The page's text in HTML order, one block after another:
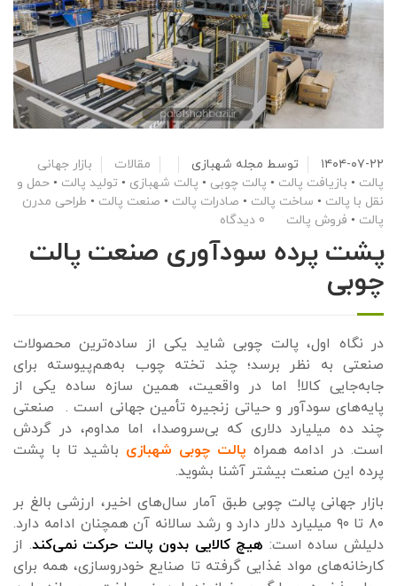
۱۴۰۴-۰۷-۲۲ توسط مجله شهبازی مقالات
بازار جهانی
پالت • بازیافت پالت • پالت چوبی • پالت شهبازی • تولید پالت • حمل و
نقل با پالت • ساخت پالت • صادرات پالت • صنعت پالت • طراحی مدرن
پالت • فروش پالت 0 دیدگاه
پشت پرده سودآوری صنعت پالت
چوبی
در نگاه اول، پالت چوبی شاید یکی از ساده‌ترین محصولات
صنعتی به نظر برسد؛ چند تخته چوب به‌هم‌پیوسته برای
جابه‌جایی کالا! اما در واقعیت، همین سازه ساده یکی از
پایه‌های سودآور و حیاتی زنجیره تأمین جهانی است . صنعتی
چند ده میلیارد دلاری که بی‌سروصدا، اما مداوم، در گردش
است. در ادامه همراه پالت چوبی شهبازی باشید تا با پشت
پرده این صنعت بیشتر آشنا بشوید.
بازار جهانی پالت چوبی طبق آمار سال‌های اخیر، ارزشی بالغ بر
۸۰ تا ۹۰ میلیارد دلار دارد و رشد سالانه آن همچنان ادامه دارد.
دلیلش ساده است: هیچ کالایی بدون پالت حرکت نمی‌کند. از
کارخانه‌های مواد غذایی گرفته تا صنایع خودروسازی، همه برای